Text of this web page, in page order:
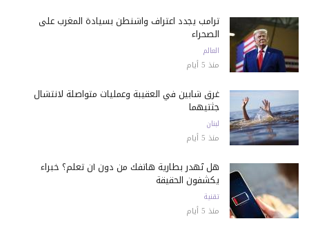
ترامب يجدد اعتراف واشنطن بسيادة المغرب على
الصحراء
العالم
منذ 5 أيام
غرق شابين في العقيبة وعمليات متواصلة لانتشال
جثتيهما
لبنان
منذ 5 أيام
هل تُهدر بطارية هاتفك من دون أن تعلم؟ خبراء
يكشفون الحقيقة
تقنية
منذ 5 أيام